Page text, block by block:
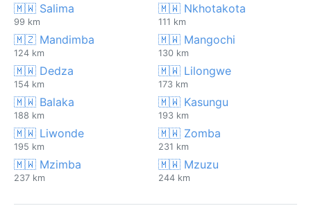
🇲🇼 Salima
99 km
🇲🇼 Nkhotakota
111 km
🇲🇿 Mandimba
124 km
🇲🇼 Mangochi
130 km
🇲🇼 Dedza
154 km
🇲🇼 Lilongwe
173 km
🇲🇼 Balaka
188 km
🇲🇼 Kasungu
193 km
🇲🇼 Liwonde
195 km
🇲🇼 Zomba
231 km
🇲🇼 Mzimba
237 km
🇲🇼 Mzuzu
244 km